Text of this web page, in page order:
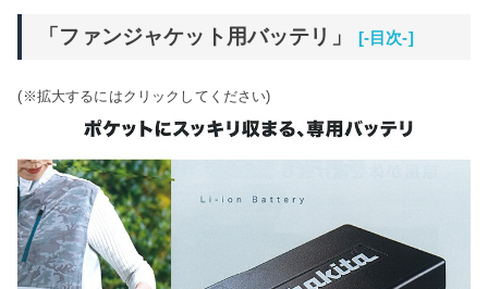
「ファンジャケット用バッテリ」 [-目次-]
(※拡大するにはクリックしてください)